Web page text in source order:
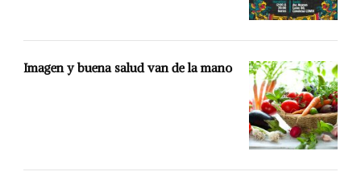
Imagen y buena salud van de la mano